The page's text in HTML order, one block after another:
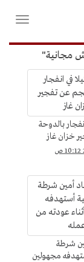
فتح
انفجار بالدوحة
خزان غاز
شرطة
مجهولين